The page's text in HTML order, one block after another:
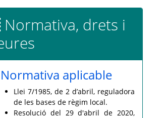
Normativa, drets i
Normativa aplicable
Llei 7/1985, de 2 d’abril, reguladora
de les bases de règim local.
Resolució del 29 d'abril de 2020,